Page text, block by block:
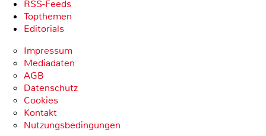
RSS-Feeds
Topthemen
Editorials
Impressum
Mediadaten
AGB
Datenschutz
Cookies
Kontakt
Nutzungsbedingungen